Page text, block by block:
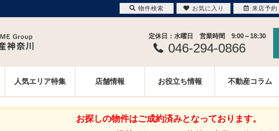
定休日：水曜日 営業時間 9:00～18:30
046-294-0866
人気エリア特集 店舗情報 お役立ち情報 不動産コラム
お探しの物件はご成約済みとなっております。
物件検索 お気に入り 来店予約